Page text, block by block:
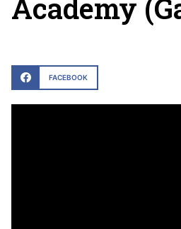
Academy
FACEBOOK